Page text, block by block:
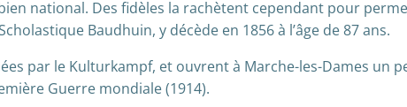
national. Des fidèles la rachètent cependant pour
Baudhuin, y décède en 1856 à l’âge de 87 ans.
par le Kulturkampf, et ouvrent à Marche-les-Dames un
Guerre mondiale (1914).